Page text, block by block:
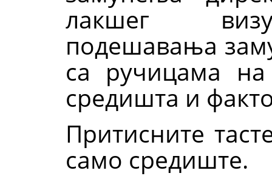
лакшег
подешавања
са ручицама
средишта и
Притисните
само средиште.